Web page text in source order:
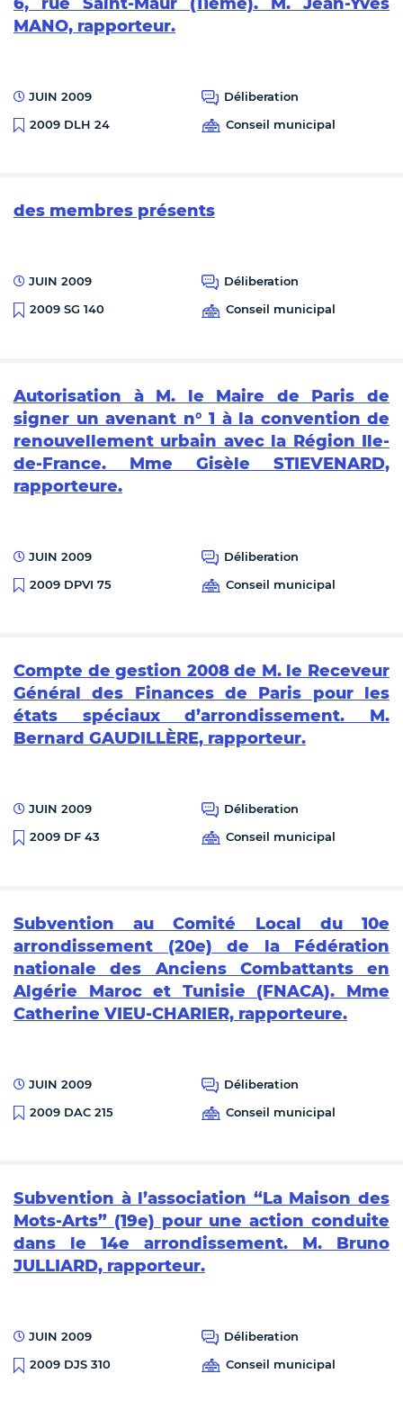
MANO, rapporteur.
JUIN 2009
Déliberation
2009 DLH 24
Conseil municipal
des membres présents
JUIN 2009
Déliberation
2009 SG 140
Conseil municipal
Autorisation à M. le Maire de Paris de
signer un avenant n° 1 à la convention de
renouvellement urbain avec la Région Ile-
de-France. Mme Gisèle STIEVENARD,
rapporteure.
JUIN 2009
Déliberation
2009 DPVI 75
Conseil municipal
Compte de gestion 2008 de M. le Receveur
Général des Finances de Paris pour les
états spéciaux d’arrondissement. M.
Bernard GAUDILLÈRE, rapporteur.
JUIN 2009
Déliberation
2009 DF 43
Conseil municipal
Subvention au Comité Local du 10e
arrondissement (20e) de la Fédération
nationale des Anciens Combattants en
Algérie Maroc et Tunisie (FNACA). Mme
Catherine VIEU-CHARIER, rapporteure.
JUIN 2009
Déliberation
2009 DAC 215
Conseil municipal
Subvention à l’association “La Maison des
Mots-Arts” (19e) pour une action conduite
dans le 14e arrondissement. M. Bruno
JULLIARD, rapporteur.
JUIN 2009
Déliberation
2009 DJS 310
Conseil municipal